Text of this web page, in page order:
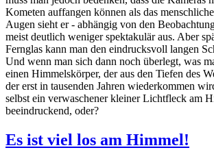
Kometen auffangen können als das
Augen sieht er - abhängig von den
meist deutlich weniger spektakulär aus. Aber
Fernglas kann man den eindrucksvoll langen
Und wenn man sich dann noch überlegt, was
einen Himmelskörper, der aus den Tiefen des
der erst in tausenden Jahren wiederkommen
selbst ein verwaschener kleiner Lichtfleck am
beeindruckend, oder?
Es ist viel los am Himmel!